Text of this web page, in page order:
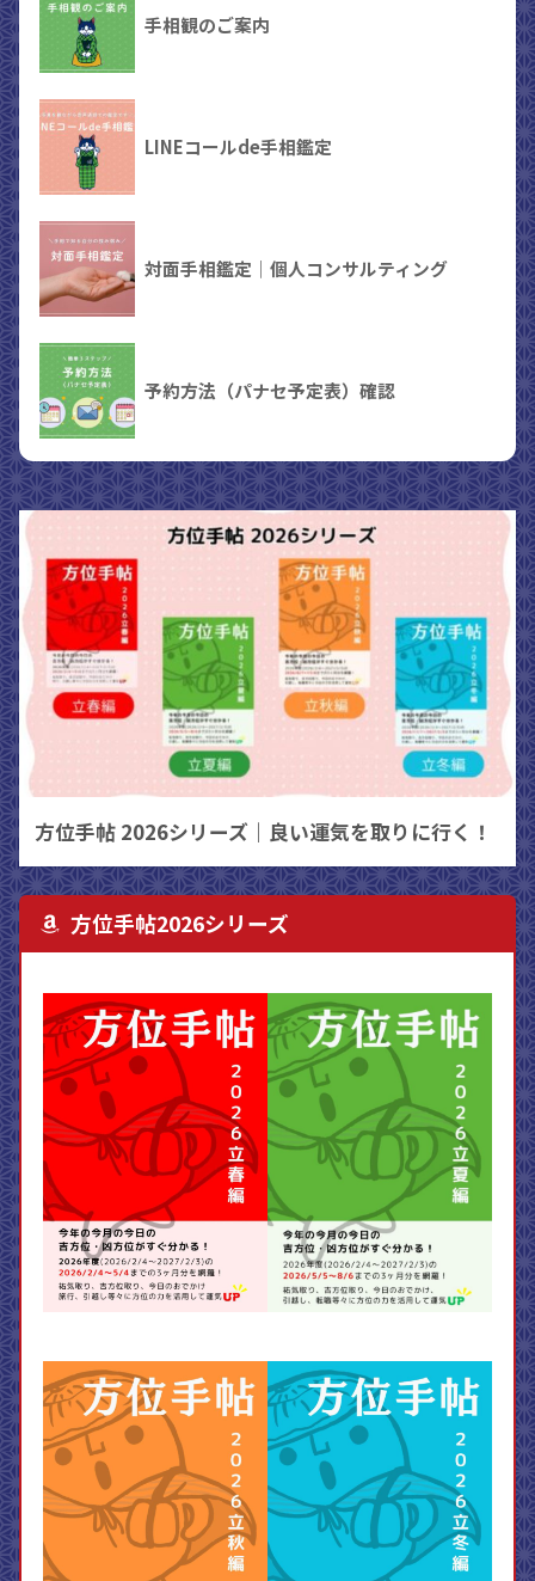
手相観のご案内
LINEコールde手相鑑定
対面手相鑑定｜個人コンサルティング
予約方法（パナセ予定表）確認
方位手帖 2026シリーズ｜良い運気を取りに行く！
方位手帖2026シリーズ